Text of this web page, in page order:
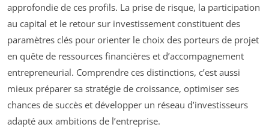
approfondie de ces profils. La prise de risque, la participation
au capital et le retour sur investissement constituent des
paramètres clés pour orienter le choix des porteurs de projet
en quête de ressources financières et d’accompagnement
entrepreneurial. Comprendre ces distinctions, c’est aussi
mieux préparer sa stratégie de croissance, optimiser ses
chances de succès et développer un réseau d’investisseurs
adapté aux ambitions de l’entreprise.